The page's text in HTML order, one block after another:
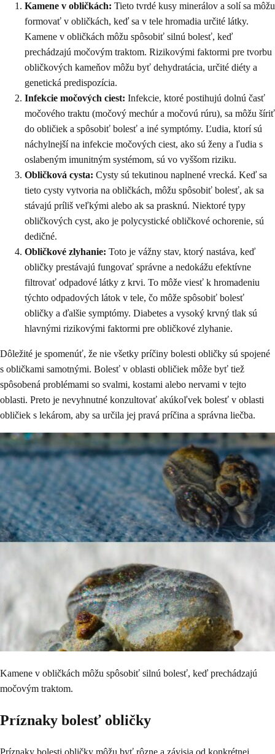
Kamene v obličkách: Tieto tvrdé kusy minerálov a solí sa môžu
formovať v obličkách, keď sa v tele hromadia určité látky.
Kamene v obličkách môžu spôsobiť silnú bolesť, keď
prechádzajú močovým traktom. Rizikovými faktormi pre tvorbu
obličkových kameňov môžu byť dehydratácia, určité diéty a
genetická predispozícia.
Infekcie močových ciest: Infekcie, ktoré postihujú dolnú časť
močového traktu (močový mechúr a močovú rúru), sa môžu šíriť
do obličiek a spôsobiť bolesť a iné symptómy. Ľudia, ktorí sú
náchylnejší na infekcie močových ciest, ako sú ženy a ľudia s
oslabeným imunitným systémom, sú vo vyššom riziku.
Obličková cysta: Cysty sú tekutinou naplnené vrecká. Keď sa
tieto cysty vytvoria na obličkách, môžu spôsobiť bolesť, ak sa
stávajú príliš veľkými alebo ak sa prasknú. Niektoré typy
obličkových cyst, ako je polycystické obličkové ochorenie, sú
dedičné.
Obličkové zlyhanie: Toto je vážny stav, ktorý nastáva, keď
obličky prestávajú fungovať správne a nedokážu efektívne
filtrovať odpadové látky z krvi. To môže viesť k hromadeniu
týchto odpadových látok v tele, čo môže spôsobiť bolesť
obličky a ďalšie symptómy. Diabetes a vysoký krvný tlak sú
hlavnými rizikovými faktormi pre obličkové zlyhanie.
Dôležité je spomenúť, že nie všetky príčiny bolesti obličky sú spojené
s obličkami samotnými. Bolesť v oblasti obličiek môže byť tiež
spôsobená problémami so svalmi, kostami alebo nervami v tejto
oblasti. Preto je nevyhnutné konzultovať akúkoľvek bolesť v oblasti
obličiek s lekárom, aby sa určila jej pravá príčina a správna liečba.
Kamene v obličkách môžu spôsobiť silnú bolesť, keď prechádzajú
močovým traktom.
Príznaky bolesť obličky